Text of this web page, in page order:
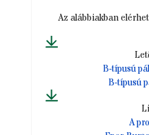
Az alábbiakban
B-típusú
B-típusú
A